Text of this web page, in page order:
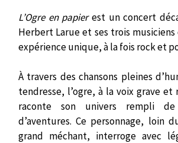
L’Ogre en papierest un concert
Herbert Larue et ses trois
expérience unique, à la fois rock et
À travers des chansons pleines
tendresse, l’ogre, à la voix grave et
raconte son univers rempli
d’aventures. Ce personnage, loin
grand méchant, interroge avec